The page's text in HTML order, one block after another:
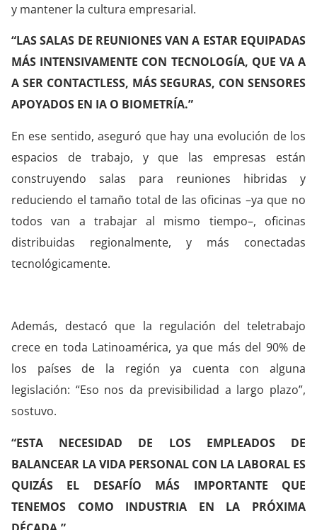
y mantener la cultura empresarial.
“LAS SALAS DE REUNIONES VAN A ESTAR EQUIPADAS
MÁS INTENSIVAMENTE CON TECNOLOGÍA, QUE VA A
A SER CONTACTLESS, MÁS SEGURAS, CON SENSORES
APOYADOS EN IA O BIOMETRÍA.”
En ese sentido, aseguró que hay una evolución de los
espacios de trabajo, y que las empresas están
construyendo salas para reuniones hibridas y
reduciendo el tamaño total de las oficinas –ya que no
todos van a trabajar al mismo tiempo–, oficinas
distribuidas regionalmente, y más conectadas
tecnológicamente.
Además, destacó que la regulación del teletrabajo
crece en toda Latinoamérica, ya que más del 90% de
los países de la región ya cuenta con alguna
legislación: “Eso nos da previsibilidad a largo plazo”,
sostuvo.
“ESTA NECESIDAD DE LOS EMPLEADOS DE
BALANCEAR LA VIDA PERSONAL CON LA LABORAL ES
QUIZÁS EL DESAFÍO MÁS IMPORTANTE QUE
TENEMOS COMO INDUSTRIA EN LA PRÓXIMA